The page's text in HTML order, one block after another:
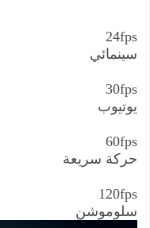
24fps
سينمائي
30fps
يوتيوب
60fps
حركة سريعة
120fps
سلوموشن